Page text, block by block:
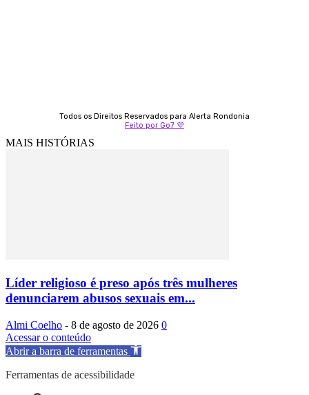
Todos os Direitos Reservados para Alerta Rondonia
Feito por Go7 💜
MAIS HISTÓRIAS
Líder religioso é preso após três mulheres
denunciarem abusos sexuais em...
Almi Coelho - 8 de agosto de 2026 0
Acessar o conteúdo
Abrir a barra de ferramentas
Ferramentas de acessibilidade